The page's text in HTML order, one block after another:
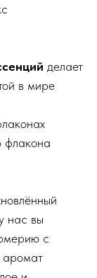
делает
в мире
флакона
нас вы
с
аромат